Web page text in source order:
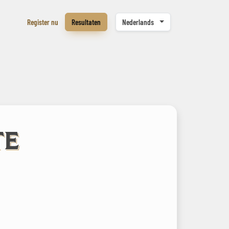
Register nu Resultaten Nederlands